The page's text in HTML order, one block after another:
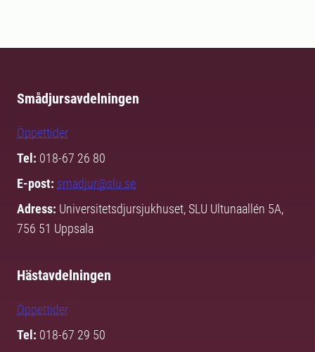
Smådjursavdelningen
Öppettider
Tel: 018-67 26 80
E-post: smadjur@slu.se
Adress: Universitetsdjursjukhuset, SLU Ultunaallén 5A,
756 51 Uppsala
Hästavdelningen
Öppettider
Tel: 018-67 29 50